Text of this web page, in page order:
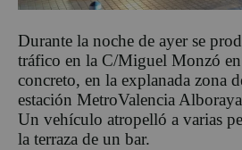
Durante la noche de ayer se
tráfico en la C/Miguel Monzó
concreto, en la explanada zona
estación MetroValencia
Un vehículo atropelló a varias
la terraza de un bar.